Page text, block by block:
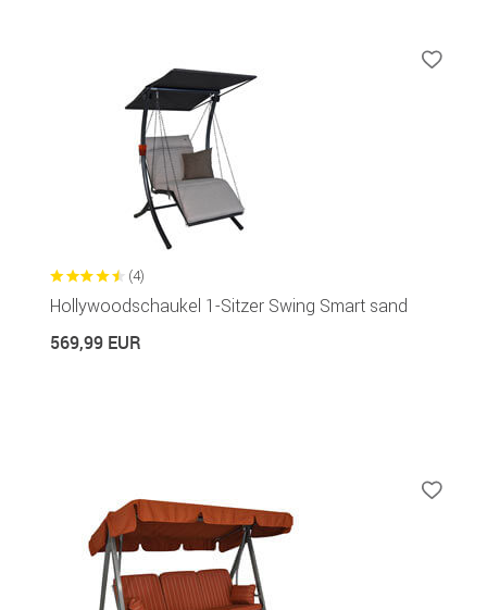
(4)
Hollywoodschaukel 1-Sitzer Swing Smart sand
569,99 EUR